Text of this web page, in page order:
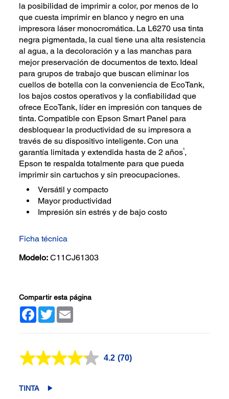
la posibilidad de imprimir a color, por menos de lo
que cuesta imprimir en blanco y negro en una
impresora láser monocromática. La L6270 usa tinta
negra pigmentada, la cual tiene una alta resistencia
al agua, a la decoloración y a las manchas para
mejor preservación de documentos de texto. Ideal
para grupos de trabajo que buscan eliminar los
cuellos de botella con la conveniencia de EcoTank,
los bajos costos operativos y la confiabilidad que
ofrece EcoTank, líder en impresión con tanques de
tinta. Compatible con Epson Smart Panel para
desbloquear la productividad de su impresora a
través de su dispositivo inteligente. Con una
garantía limitada y extendida hasta de 2 años5,
Epson te respalda totalmente para que pueda
imprimir sin cartuchos y sin preocupaciones.
Versátil y compacto
Mayor productividad
Impresión sin estrés y de bajo costo
Ficha técnica
Modelo: C11CJ61303
Compartir esta página
Facebook
Twitter
4.2 Lea
(70)
TINTA